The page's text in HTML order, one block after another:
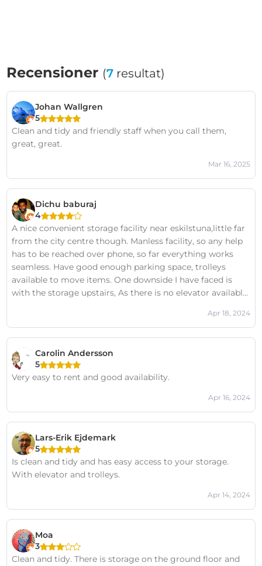
Recensioner (7 resultat)
Johan Wallgren
5
Clean and tidy and friendly staff when you call them,
great, great.
Mar 16, 2025
Dichu baburaj
4
A nice convenient storage facility near eskilstuna,little far
from the city centre though. Manless facility, so any help
has to be reached over phone, so far everything works
seamless. Have good enough parking space, trolleys
available to move items. One downside I have faced is
with the storage upstairs, As there is no elevator available,
improve on this aspect. Also the prices could have been
bit cheaper and the billing process could be improved.
Apr 18, 2024
Carolin Andersson
5
Very easy to rent and good availability.
Apr 16, 2024
Lars-Erik Ejdemark
5
Is clean and tidy and has easy access to your storage.
With elevator and trolleys.
Apr 14, 2024
Moa
3
Clean and tidy. There is storage on the ground floor and